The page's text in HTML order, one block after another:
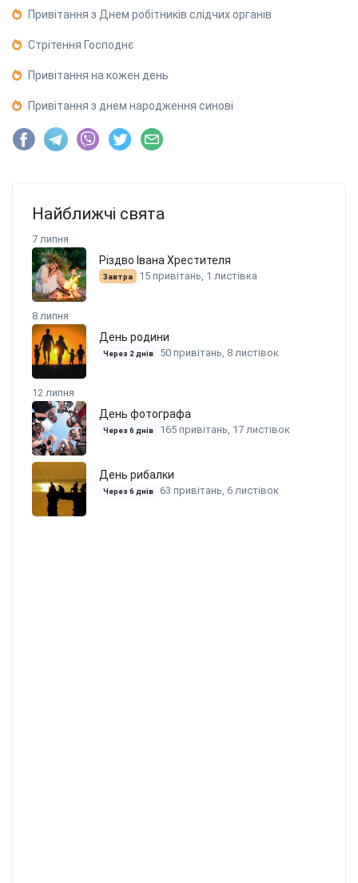
Привітання з Днем робітників слідчих органів
Стрітення Господнє
Привітання на кожен день
Привітання з днем народження синові
Найближчі свята
7 липня
Різдво Івана Хрестителя
Завтра 15 привітань, 1 листівка
8 липня
День родини
Через 2 днів 50 привітань, 8 листівок
12 липня
День фотографа
Через 6 днів 165 привітань, 17 листівок
День рибалки
Через 6 днів 63 привітань, 6 листівок